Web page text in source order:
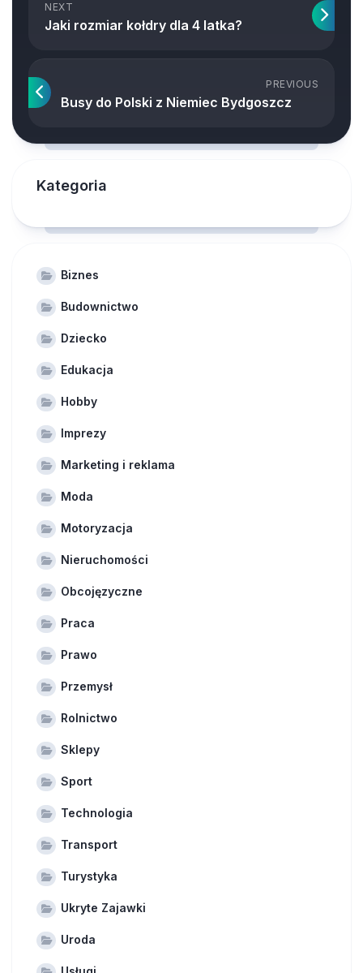
NEXT
Jaki rozmiar kołdry dla 4 latka?
PREVIOUS
Busy do Polski z Niemiec Bydgoszcz
Kategoria
Biznes
Budownictwo
Dziecko
Edukacja
Hobby
Imprezy
Marketing i reklama
Moda
Motoryzacja
Nieruchomości
Obcojęzyczne
Praca
Prawo
Przemysł
Rolnictwo
Sklepy
Sport
Technologia
Transport
Turystyka
Ukryte Zajawki
Uroda